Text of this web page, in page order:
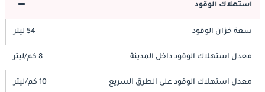
استهلاك الوقود
سعة خزان الوقود 54 ليتر
معدل استهلاك الوقود داخل المدينة 8 كم/ليتر
معدل استهلاك الوقود على الطرق السريع 10 كم/ليتر